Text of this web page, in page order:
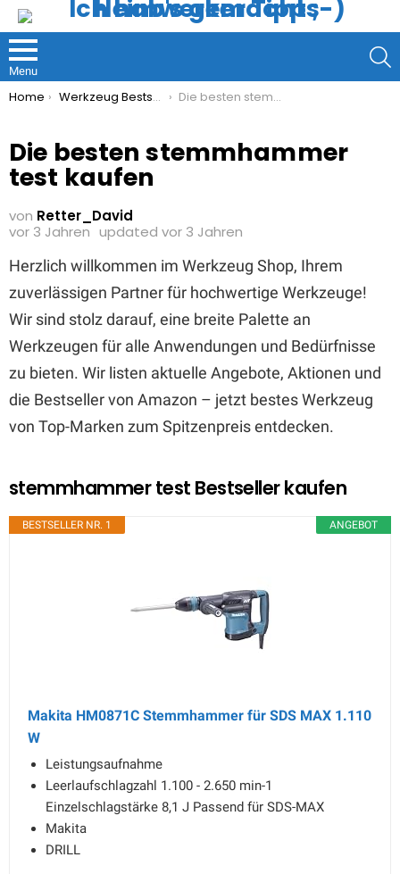
Menu
You are here:
Home Werkzeug Bestseller Die besten stemmhammer test kaufen
Die besten stemmhammer
test kaufen
von Retter_David
vor 3 Jahren updated vor 3 Jahren
Herzlich willkommen im Werkzeug Shop, Ihrem
zuverlässigen Partner für hochwertige Werkzeuge!
Wir sind stolz darauf, eine breite Palette an
Werkzeugen für alle Anwendungen und Bedürfnisse
zu bieten. Wir listen aktuelle Angebote, Aktionen und
die Bestseller von Amazon – jetzt bestes Werkzeug
von Top-Marken zum Spitzenpreis entdecken.
stemmhammer test Bestseller kaufen
ANGEBOT
BESTSELLER NR. 1
Makita HM0871C Stemmhammer für SDS MAX 1.110
W
Leistungsaufnahme
Leerlaufschlagzahl 1.100 - 2.650 min-1
Einzelschlagstärke 8,1 J Passend für SDS-MAX
Makita
DRILL